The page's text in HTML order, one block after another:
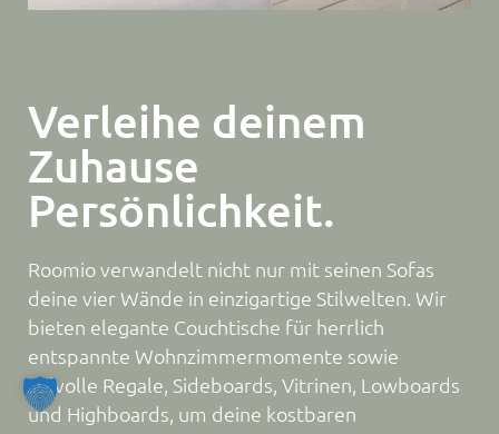
Verleihe deinem
Zuhause
Persönlichkeit.
Roomio verwandelt nicht nur mit seinen Sofas
deine vier Wände in einzigartige Stilwelten. Wir
bieten elegante Couchtische für herrlich
entspannte Wohnzimmermomente sowie
stilvolle Regale, Sideboards, Vitrinen, Lowboards
und Highboards, um deine kostbaren